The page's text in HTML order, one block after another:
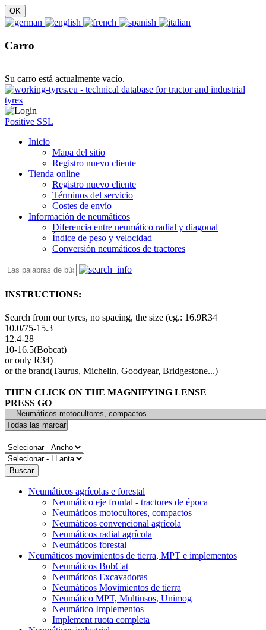
Carro
Su carro está actualmente vacío.
Positive SSL
Inicio
Mapa del sitio
Registro nuevo cliente
Tienda online
Registro nuevo cliente
Términos del servicio
Costes de envío
Información de neumáticos
Diferencia entre neumático radial y diagonal
Índice de peso y velocidad
Conversión neumáticos de tractores
INSTRUCTIONS:
Search from our tyres, no spacing, the size (eg.: 16.9R34
10.0/75-15.3
12.4-28
10-16.5(Bobcat)
or only R34)
or the brand(Taurus, Michelin, Goodyear, Bridgestone...)
THEN CLICK ON THE MAGNIFYING LENSE
PRESS GO
Neumáticos agrícolas e forestal
Neumático eje frontal - tractores de época
Neumáticos motocultores, compactos
Neumáticos convencional agrícola
Neumáticos radial agrícola
Neumáticos forestal
Neumáticos movimientos de tierra, MPT e implementos
Neumáticos BobCat
Neumáticos Excavadoras
Neumáticos Movimientos de tierra
Neumático MPT, Multiusos, Unimog
Neumático Implementos
Implement ruota completa